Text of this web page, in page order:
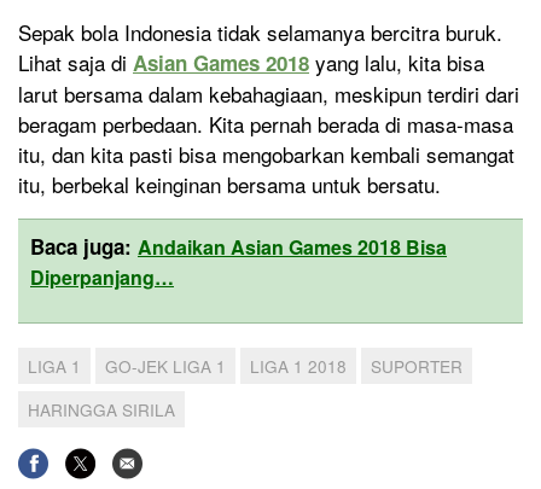
Sepak bola Indonesia tidak selamanya bercitra buruk.
Lihat saja di Asian Games 2018 yang lalu, kita bisa
larut bersama dalam kebahagiaan, meskipun terdiri dari
beragam perbedaan. Kita pernah berada di masa-masa
itu, dan kita pasti bisa mengobarkan kembali semangat
itu, berbekal keinginan bersama untuk bersatu.
Baca juga: Andaikan Asian Games 2018 Bisa
Diperpanjang…
LIGA 1 GO-JEK LIGA 1 LIGA 1 2018
SUPORTER
HARINGGA SIRILA